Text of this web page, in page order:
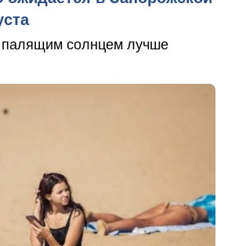
палящим солнцем лучше